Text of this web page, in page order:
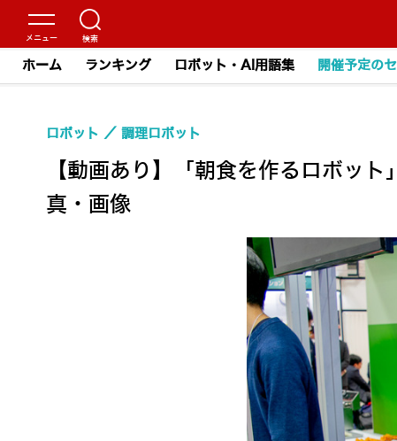
ホーム ランキング ロボット・AI用語集 開催予定の
【動画あり】「朝食を作るロボッ
真・画像
ロボット 調理ロボット